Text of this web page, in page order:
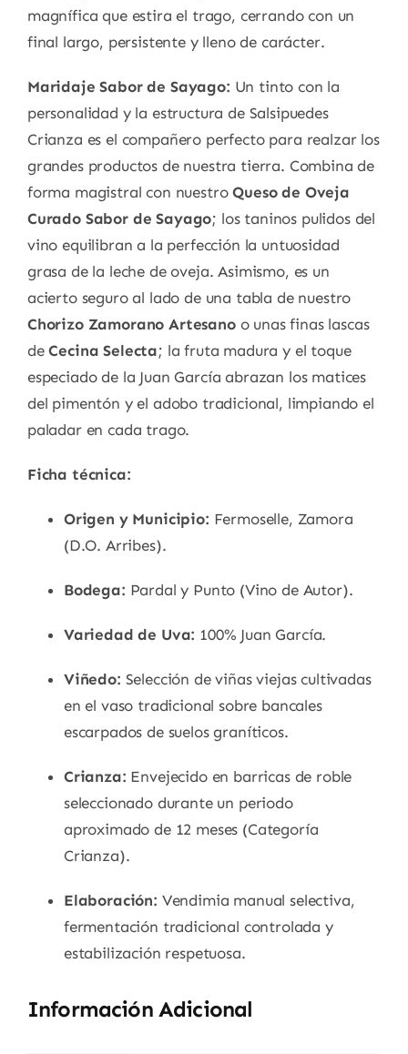
magnífica que estira el trago, cerrando con un
final largo, persistente y lleno de carácter.
Maridaje Sabor de Sayago: Un tinto con la
personalidad y la estructura de Salsipuedes
Crianza es el compañero perfecto para realzar los
grandes productos de nuestra tierra. Combina de
forma magistral con nuestroQueso de Oveja
Curado Sabor de Sayago; los taninos pulidos del
vino equilibran a la perfección la untuosidad
grasa de la leche de oveja. Asimismo, es un
acierto seguro al lado de una tabla de nuestro
Chorizo Zamorano Artesanoo unas finas lascas
deCecina Selecta; la fruta madura y el toque
especiado de la Juan García abrazan los matices
del pimentón y el adobo tradicional, limpiando el
paladar en cada trago.
Ficha técnica:
Origen y Municipio: Fermoselle, Zamora
(D.O. Arribes).
Bodega: Pardal y Punto (Vino de Autor).
Variedad de Uva: 100% Juan García.
Viñedo: Selección de viñas viejas cultivadas
en el vaso tradicional sobre bancales
escarpados de suelos graníticos.
Crianza: Envejecido en barricas de roble
seleccionado durante un periodo
aproximado de 12 meses (Categoría
Crianza).
Elaboración: Vendimia manual selectiva,
fermentación tradicional controlada y
estabilización respetuosa.
Información Adicional